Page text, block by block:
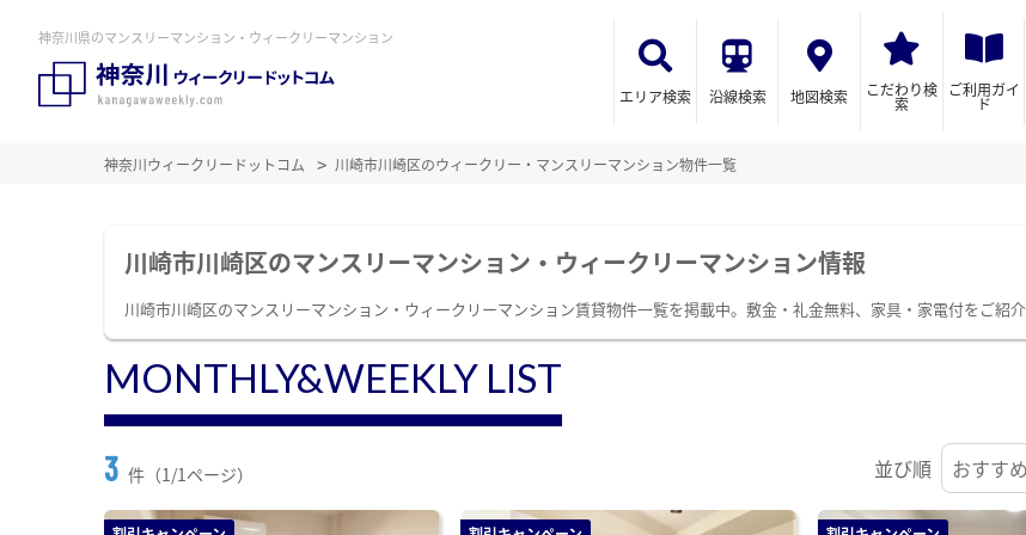
神奈川県のマンスリーマンション・ウィークリーマンション
エリア検索 沿線検索 地図検索 こだわり検
索
ご利用ガイ
ド
神奈川ウィークリードットコム 川崎市川崎区のウィークリー・マンスリーマンション物件一覧
川崎市川崎区のマンスリーマンション・ウィークリーマンション情報
川崎市川崎区のマンスリーマンション・ウィークリーマンション賃貸物件一覧を掲載中。敷金・礼金無料、家具・家電付をご紹
MONTHLY&WEEKLY LIST
3 件（1/1ページ） 並び順